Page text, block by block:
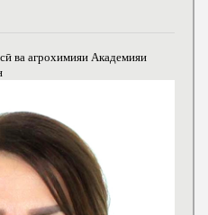
ва агрохимияи Академияи